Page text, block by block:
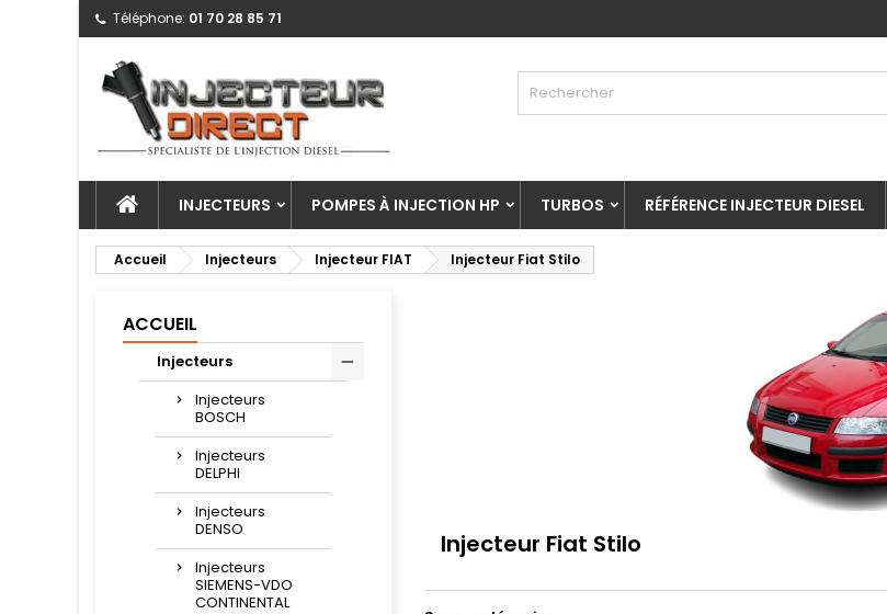
Téléphone: 01 70 28 85 71
INJECTEURS POMPES À INJECTION HP TURBOS RÉFÉRENCE INJECTEUR DIESEL
Accueil Injecteurs Injecteur FIAT Injecteur Fiat Stilo
ACCUEIL
Injecteurs
Injecteurs
BOSCH
Injecteurs
DELPHI
Injecteurs
DENSO
Injecteurs
SIEMENS-VDO
CONTINENTAL
Injecteur Fiat Stilo